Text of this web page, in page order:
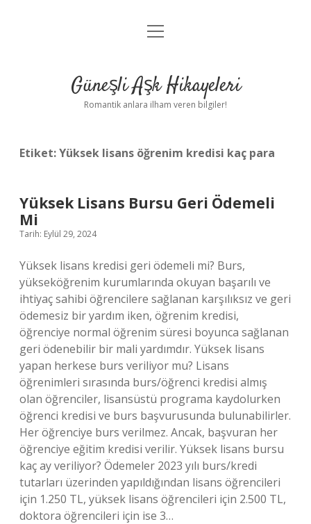
Anasayfa
Yasal Uyarı
menüyü
Güneşli Aşk Hikayeleri
Romantik anlara ilham veren bilgiler!
Etiket:Yüksek lisans öğrenim kredisi kaç para
Yüksek Lisans Bursu Geri Ödemeli
Mi
Tarih: Eylül 29, 2024
Yüksek lisans kredisi geri ödemeli mi? Burs,
yükseköğrenim kurumlarında okuyan başarılı ve
ihtiyaç sahibi öğrencilere sağlanan karşılıksız ve geri
ödemesiz bir yardım iken, öğrenim kredisi,
öğrenciye normal öğrenim süresi boyunca sağlanan
geri ödenebilir bir mali yardımdır. Yüksek lisans
yapan herkese burs veriliyor mu? Lisans
öğrenimleri sırasında burs/öğrenci kredisi almış
olan öğrenciler, lisansüstü programa kaydolurken
öğrenci kredisi ve burs başvurusunda bulunabilirler.
Her öğrenciye burs verilmez. Ancak, başvuran her
öğrenciye eğitim kredisi verilir. Yüksek lisans bursu
kaç ay veriliyor? Ödemeler 2023 yılı burs/kredi
tutarları üzerinden yapıldığından lisans öğrencileri
için 1.250 TL, yüksek lisans öğrencileri için 2.500 TL,
doktora öğrencileri için ise 3…